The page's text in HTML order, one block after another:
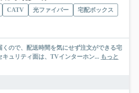
CATV 光ファイバー
宅配ボックス
くので、配送時間を気にせず注文ができる宅
ュリティ面は、TVインターホン... もっと